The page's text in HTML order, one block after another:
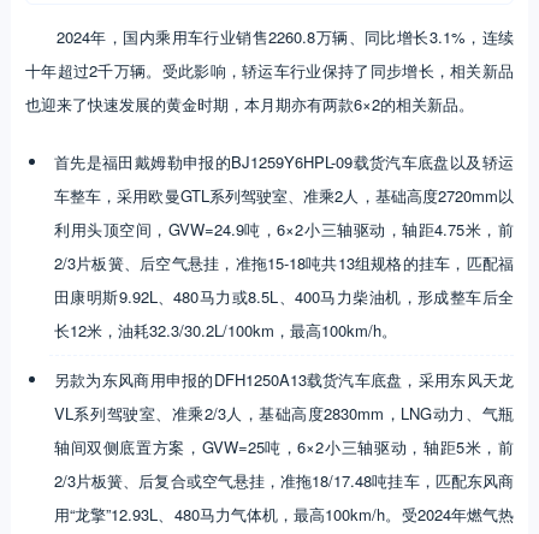
2024年，国内乘用车行业销售2260.8万辆、同比增长3.1%，连续
十年超过2千万辆。受此影响，轿运车行业保持了同步增长，相关新品
也迎来了快速发展的黄金时期，本月期亦有两款6×2的相关新品。
首先是福田戴姆勒申报的BJ1259Y6HPL-09载货汽车底盘以及轿运
车整车，采用欧曼GTL系列驾驶室、准乘2人，基础高度2720mm以
利用头顶空间，GVW=24.9吨，6×2小三轴驱动，轴距4.75米，前
2/3片板簧、后空气悬挂，准拖15-18吨共13组规格的挂车，匹配福
田康明斯9.92L、480马力或8.5L、400马力柴油机，形成整车后全
长12米，油耗32.3/30.2L/100km，最高100km/h。
另款为东风商用申报的DFH1250A13载货汽车底盘，采用东风天龙
VL系列驾驶室、准乘2/3人，基础高度2830mm，LNG动力、气瓶
轴间双侧底置方案，GVW=25吨，6×2小三轴驱动，轴距5米，前
2/3片板簧、后复合或空气悬挂，准拖18/17.48吨挂车，匹配东风商
用“龙擎”12.93L、480马力气体机，最高100km/h。受2024年燃气热